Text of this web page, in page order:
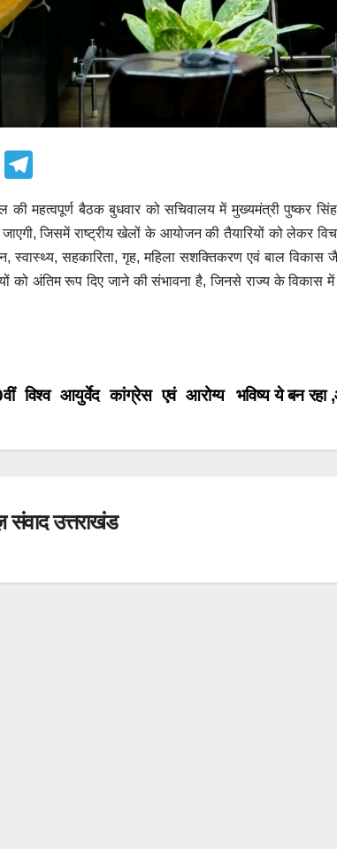
M
e
gr
a
की महत्वपूर्ण बैठक बुधवार को सचिवालय में मुख्यमंत्री पुष्कर
जिसमें राष्ट्रीय खेलों के आयोजन की तैयारियों को लेकर
स्वास्थ्य, सहकारिता, गृह, महिला सशक्तिकरण एवं बाल विकास
को अंतिम रूप दिए जाने की संभावना है, जिनसे राज्य के
भविष्य ये बन
विश्व आयुर्वेद कांग्रेस एवं आरोग्य
संवाद उत्तराखंड